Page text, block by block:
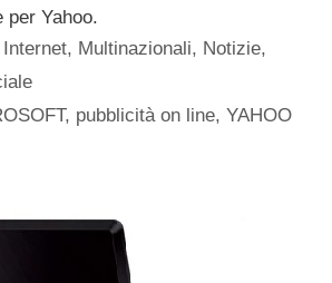
per Yahoo.
Internet, Multinazionali, Notizie,
, pubblicità on line,YAHOO